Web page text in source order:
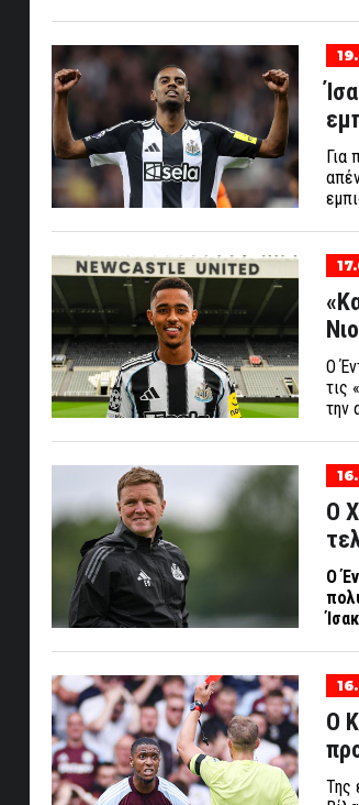
Για
Ο
τις
την
Ο
Ο
Ο
Της